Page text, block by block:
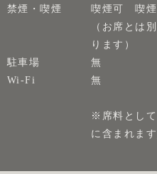
禁煙・喫煙
喫煙可 喫煙
（お席とは
ります）
駐車場
無
Wi-Fi
無
※席料とし
に含まれま